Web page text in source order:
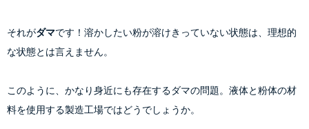
それがダマです！溶かしたい粉が溶けきっていない状態は、理想的
な状態とは言えません。
このように、かなり身近にも存在するダマの問題。液体と粉体の材
料を使用する製造工場ではどうでしょうか。